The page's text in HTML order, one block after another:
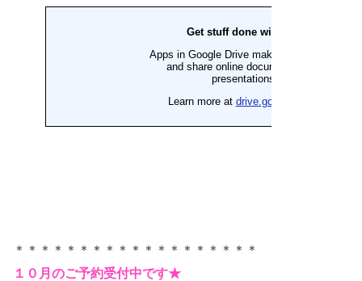
＊＊＊＊＊＊＊＊＊＊＊＊＊＊＊＊＊＊＊
１０月のご予約受付中です★